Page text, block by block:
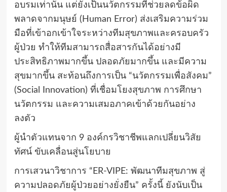
อบรมเท่านั้น แต่ยังเป็นนวัตกรรมที่ช่วยลดข้อผิด
พลาดจากมนุษย์ (Human Error) ส่งเสริมความร่วม
มือที่เข้าอกเข้าใจระหว่างทีมสุขภาพและครอบครัว
ผู้ป่วย ทำให้ทีมสามารถสื่อสารกันได้อย่างมี
ประสิทธิภาพมากขึ้น ปลอดภัยมากขึ้น และมีความ
สุขมากขึ้น สะท้อนถึงการเป็น “นวัตกรรมเพื่อสังคม”
(Social Innovation) ที่เชื่อมโยงสุขภาพ การศึกษา
นวัตกรรม และความเสมอภาคเข้าด้วยกันอย่าง
ลงตัว
ผู้นำตัวแทนจาก 9 องค์กรวิชาชีพแลกเปลี่ยนวิสัย
ทัศน์ ขับเคลื่อนสู่นโยบาย
การเสวนาวิชาการ “ER-VIPE: พัฒนาทีมสุขภาพ สู่
ความปลอดภัยผู้ป่วยอย่างยั่งยืน” ครั้งนี้ ยังนับเป็น